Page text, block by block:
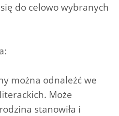
do celowo wybranych
można odnaleźć we
Może
stanowiła i